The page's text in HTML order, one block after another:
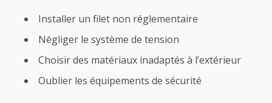
Installer un filet non réglementaire
Négliger le système de tension
Choisir des matériaux inadaptés à l’extérieur
Oublier les équipements de sécurité